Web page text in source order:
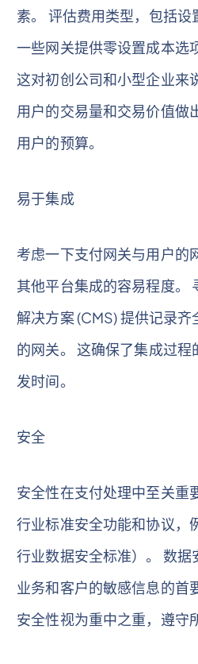
素。 评估费用类型，包括设
一些网关提供零设置成本选
这对初创公司和小型企业来
用户的交易量和交易价值做
用户的预算。
易于集成
考虑一下支付网关与用户的
其他平台集成的容易程度。
解决方案 (CMS) 提供记录
的网关。 这确保了集成过
发时间。
安全
安全性在支付处理中至关重
行业标准安全功能和协议，
行业数据安全标准）。 数
业务和客户的敏感信息的首
安全性视为重中之重，遵守